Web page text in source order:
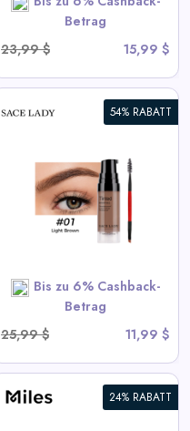
Betrag
23,99 $
15,99 $
54% RABATT
Bis zu 6% Cashback-
Betrag
25,99 $
11,99 $
24% RABATT